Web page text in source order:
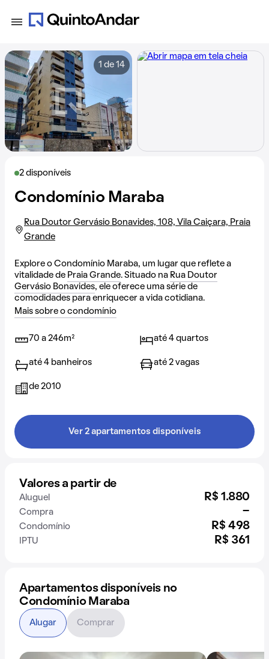
2 disponíveis
Condomínio Maraba
Rua Doutor Gervásio Bonavides, 108, Vila Caiçara, Praia
Grande
Explore o Condomínio Maraba, um lugar que reflete a
vitalidade de Praia Grande. Situado na Rua Doutor
Gervásio Bonavides, ele oferece uma série de
comodidades para enriquecer a vida cotidiana.
Mais sobre o condomínio
70 a 246m² até 4 quartos
até 4 banheiros até 2 vagas
de 2010
Ver 2 apartamentos disponíveis
Valores a partir de
Aluguel R$ 1.880
Compra -
Condomínio R$ 498
IPTU R$ 361
1 de 14
Apartamentos disponíveis no
Condomínio Maraba
Alugar Comprar